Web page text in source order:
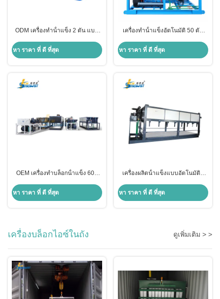
ODM เครื่องทําน้ําแข็ง 2 ตัน แบบ
พาณิชย์
หา ราคา ที่ ดี ที่สุด
เครื่องทําน้ําแข็งอัตโนมัติ 50 ตัน
หา ราคา ที่ ดี ที่สุด
OEM เครื่องทําบล็อกน้ําแข็ง 60T
หา ราคา ที่ ดี ที่สุด
เครื่องผลิตน้ําแข็งแบบอัตโนมัติที่
แข็งแบบบล็อกเย็น 30T
หา ราคา ที่ ดี ที่สุด
เครื่องบล็อกไอซ์ในถัง ดูเพิ่มเติม > >